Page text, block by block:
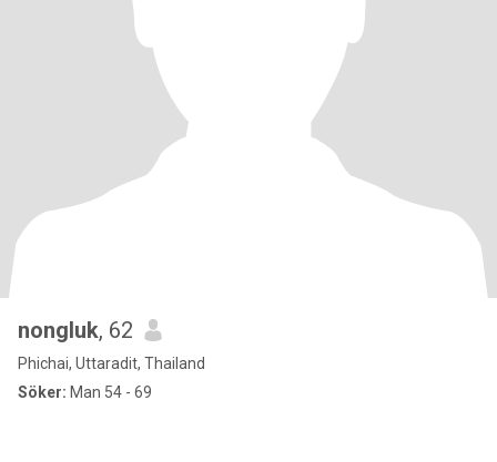
nongluk, 62
Phichai, Uttaradit, Thailand
Söker: Man 54 - 69